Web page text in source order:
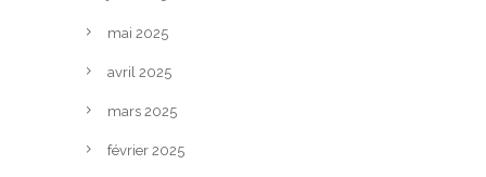
mai 2025
avril 2025
mars 2025
février 2025